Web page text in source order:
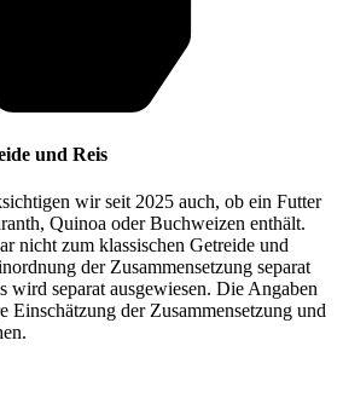
und Reis
wir seit 2025 auch, ob ein Futter
Quinoa oder Buchweizen enthält.
nicht zum klassischen Getreide und
der Zusammensetzung separat
wird separat ausgewiesen. Die Angaben
Einschätzung der Zusammensetzung und